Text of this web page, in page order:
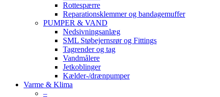
Rottespærre
Reparationsklemmer og bandagemuffer
PUMPER & VAND
Nedsivningsanlæg
SML Støbejernsrør og Fittings
Tagrender og tag
Vandmålere
Jetkoblinger
Kælder-/drænpumper
Varme & Klima
–